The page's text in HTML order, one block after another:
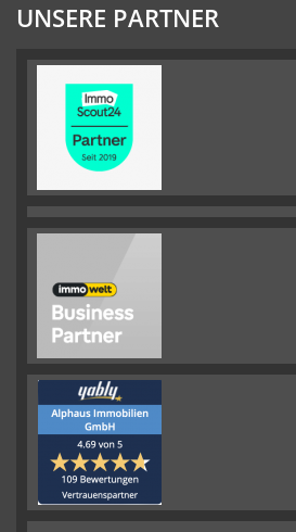
UNSERE PARTNER